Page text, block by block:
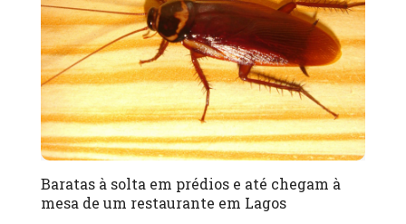
Baratas à solta em prédios e até chegam à
mesa de um restaurante em Lagos